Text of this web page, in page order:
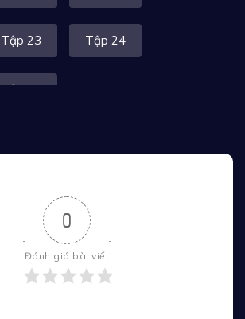
Tập 23 Tập 24
Tập 26
0
Đánh giá bài viết